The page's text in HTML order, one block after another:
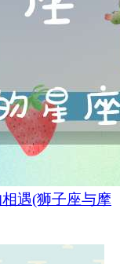
遇(狮子座与摩